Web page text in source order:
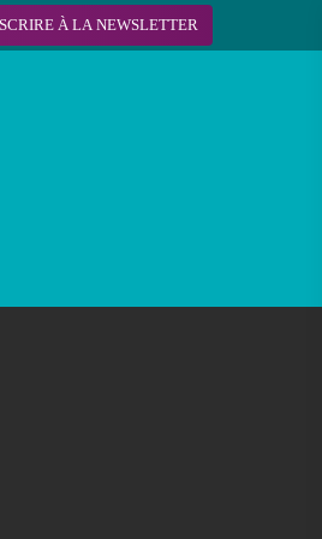
SCRIRE À LA NEWSLETTER